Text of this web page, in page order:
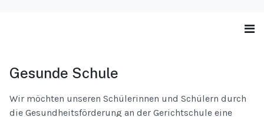
Gesunde Schule
Wir möchten unseren Schülerinnen und Schülern durch
die Gesundheitsförderung an der Gerichtschule eine